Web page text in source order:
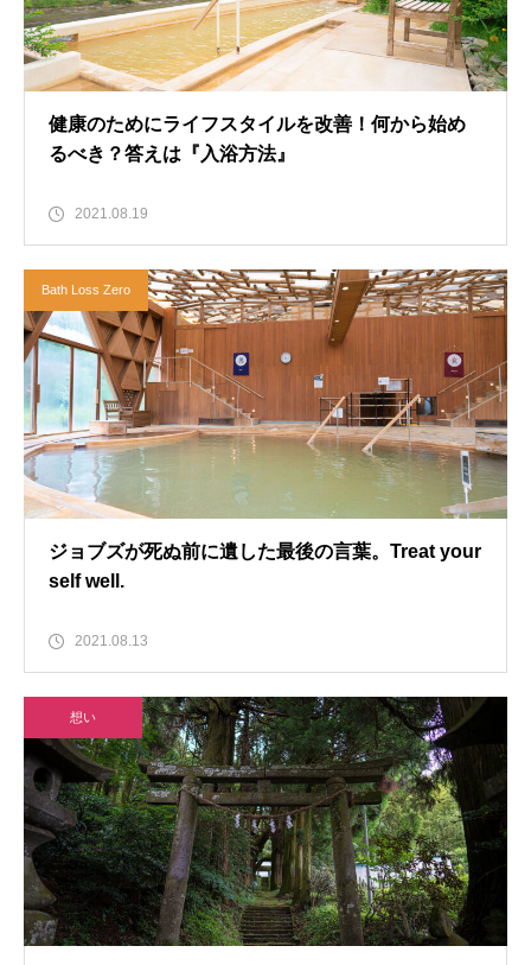
健康のためにライフスタイルを改善！何から始め
るべき？答えは『入浴方法』
2021.08.19
Bath Loss Zero
ジョブズが死ぬ前に遺した最後の言葉。Treat your
self well.
2021.08.13
想い